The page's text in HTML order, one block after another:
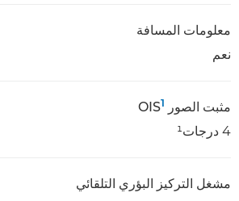
معلومات المسافة
نعم
مثبت الصور OIS 1
4 درجات¹
مشغل التركيز البؤري التلقائي